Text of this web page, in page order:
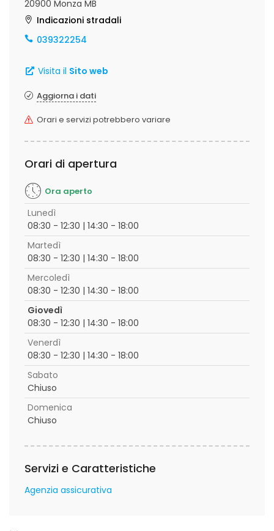
20900 Monza MB
Indicazioni stradali
039322254
Visita il Sito web
Aggiorna i dati
Orari e servizi potrebbero variare
Orari di apertura
Ora aperto
Lunedì
08:30 - 12:30 | 14:30 - 18:00
Martedì
08:30 - 12:30 | 14:30 - 18:00
Mercoledì
08:30 - 12:30 | 14:30 - 18:00
Giovedì
08:30 - 12:30 | 14:30 - 18:00
Venerdì
08:30 - 12:30 | 14:30 - 18:00
Sabato
Chiuso
Domenica
Chiuso
Servizi e Caratteristiche
Agenzia assicurativa